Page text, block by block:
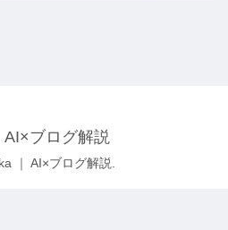
AI×ブログ解説
｜ AI×ブログ解説.